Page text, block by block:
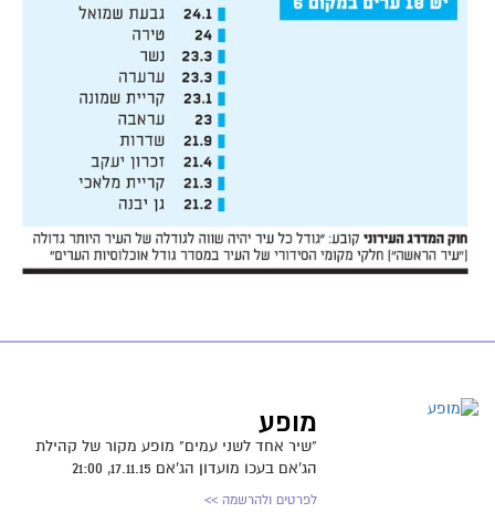
מופע
"שיר אחד לשני עמים" מופע מקור של קהילת
הג'אם בעכו מועדון הג'אם 17.11.15, 21:00
לפרטים ולהרשמה >>